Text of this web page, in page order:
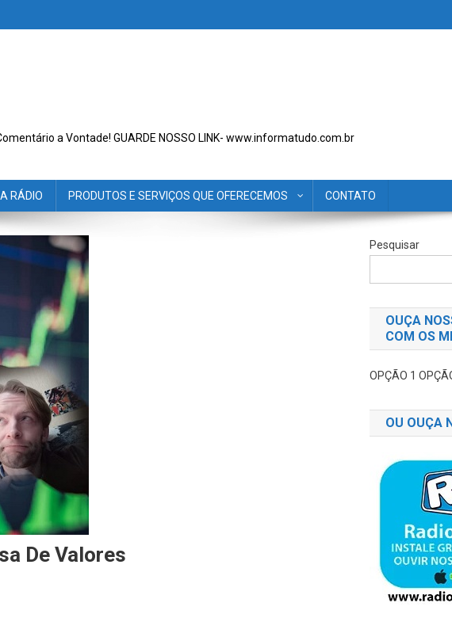
a Vontade! GUARDE NOSSO LINK- www.informatudo.com.br
RÁDIO PRODUTOS E SERVIÇOS QUE OFERECEMOS CONTATO
De Valores
Pesquisar
OUÇA
COM OS
OPÇÃO 1
OU OUÇA